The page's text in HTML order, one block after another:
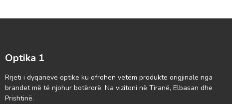
Optika 1
Rrjeti i dyqaneve optike ku ofrohen vetëm produkte origjinale nga
brandet më të njohur botërorë. Na vizitoni në Tiranë, Elbasan dhe
Prishtinë.